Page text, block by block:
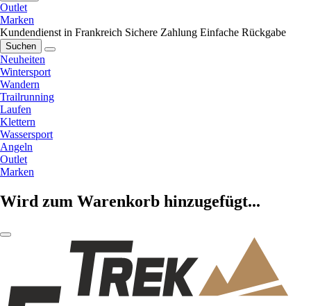
Outlet
Marken
Kundendienst in Frankreich Sichere Zahlung Einfache Rückgabe
Suchen
Neuheiten
Wintersport
Wandern
Trailrunning
Laufen
Klettern
Wassersport
Angeln
Outlet
Marken
Wird zum Warenkorb hinzugefügt...